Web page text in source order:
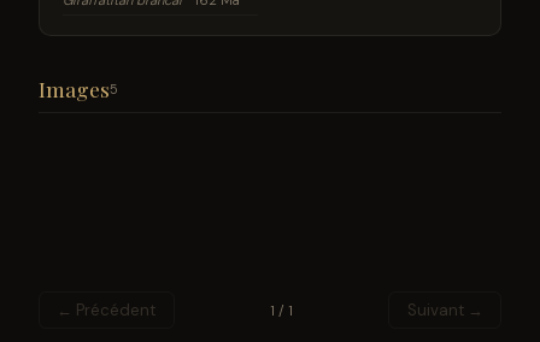
Images5
← Précédent 1 / 1 Suivant →